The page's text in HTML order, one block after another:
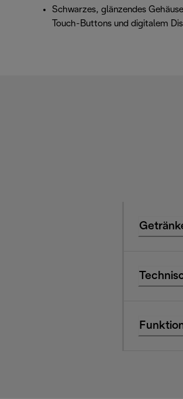
Schwarzes, glänzendes
Touch-Buttons und digitalem